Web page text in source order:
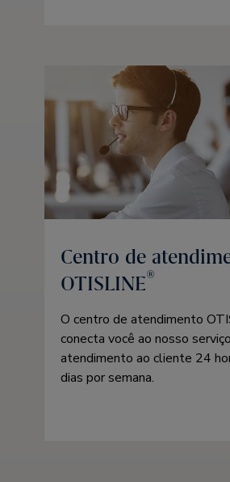
Centro de
OTISLINE®
O centro de atendimento
conecta você ao nosso
atendimento ao cliente 24
dias por semana.